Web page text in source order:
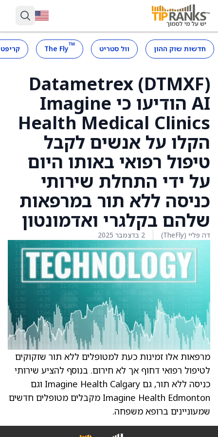
חדשות שוק ההון וול סטריט ™
The Fly
Datametrex (DTMXF)
AI הודיעו כי Imagine
Health Medical Clinics
הקלו על אנשים לקבל
טיפול רפואי באותו היום
על ידי התחלת שירותי
כניסה ללא תור במרפאות
שלהם בקלגרי ואדמונטון
דה פליי (TheFly) 2 בדצמבר 2025
מרפאות אלו זמינות כעת למטופלים ללא תור שזקוקים
לטיפול רפואי דחוף אך לא חירום. בנוסף להציע שירותי
כניסה ללא תור, גם Imagine Health Calgary וגם
Imagine Health Edmonton מקבלים מטופלים חדשים
שמעוניינים ברופא משפחה.